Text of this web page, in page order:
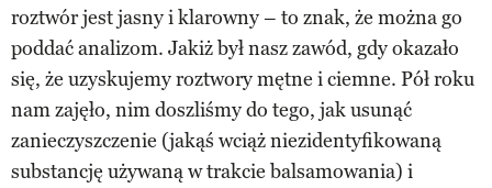
roztwór jest jasny i klarowny – to znak, że można go
poddać analizom. Jakiż był nasz zawód, gdy okazało
się, że uzyskujemy roztwory mętne i ciemne. Pół roku
nam zajęło, nim doszliśmy do tego, jak usunąć
zanieczyszczenie (jakąś wciąż niezidentyfikowaną
substancję używaną w trakcie balsamowania) i